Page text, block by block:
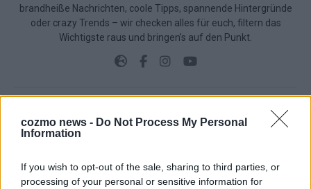
cozmo news - Do Not Process My Personal
Information
If you wish to opt-out of the sale, sharing to third parties, or
processing of your personal or sensitive information for
brandheiße Nachrichten, coole Tipps, spannende Hintergründe
oder crazy Trends – wir checken alles für euch, filtern das
Wichtigste raus und bringen’s auf den Punkt.
TOP STORIES
EXTRA